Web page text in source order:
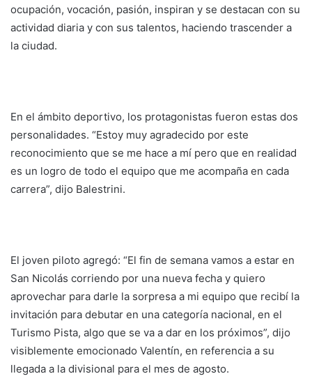
ocupación, vocación, pasión, inspiran y se destacan con su
actividad diaria y con sus talentos, haciendo trascender a
la ciudad.
En el ámbito deportivo, los protagonistas fueron estas dos
personalidades. “Estoy muy agradecido por este
reconocimiento que se me hace a mí pero que en realidad
es un logro de todo el equipo que me acompaña en cada
carrera”, dijo Balestrini.
El joven piloto agregó: “El fin de semana vamos a estar en
San Nicolás corriendo por una nueva fecha y quiero
aprovechar para darle la sorpresa a mi equipo que recibí la
invitación para debutar en una categoría nacional, en el
Turismo Pista, algo que se va a dar en los próximos”, dijo
visiblemente emocionado Valentín, en referencia a su
llegada a la divisional para el mes de agosto.